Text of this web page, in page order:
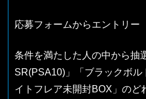
応募フォームからエントリー
条件を満たした人の中から抽
SR(PSA10)」「ブラックボル
イトフレア未開封BOX」のど